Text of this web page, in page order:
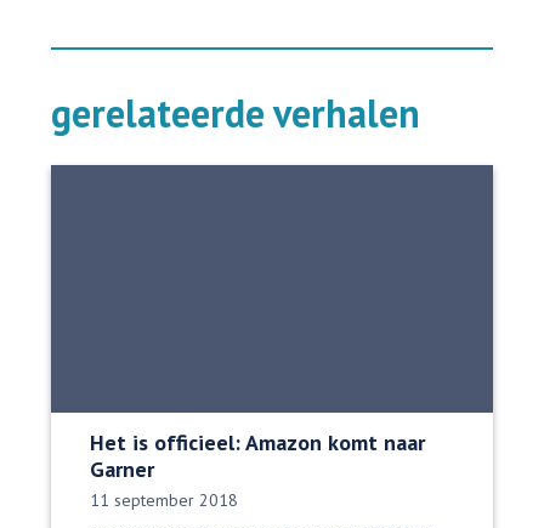
gerelateerde verhalen
Het is officieel: Amazon komt naar
Garner
Datum gepubliceerd:
11 september 2018